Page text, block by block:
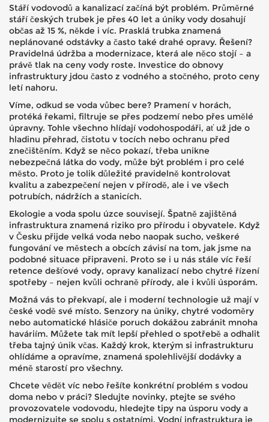
Stáří vodovodů a kanalizací začíná být problém. Průměrné
stáří českých trubek je přes 40 let a úniky vody dosahují
občas až 15 %, někde i víc. Prasklá trubka znamená
neplánované odstávky a často také drahé opravy. Řešení?
Pravidelná údržba a modernizace, která ale něco stojí – a
právě tlak na ceny vody roste. Investice do obnovy
infrastruktury jdou často z vodného a stočného, proto ceny
letí nahoru.
Víme, odkud se voda vůbec bere? Pramení v horách,
protéká řekami, filtruje se přes podzemí nebo přes umělé
úpravny. Tohle všechno hlídají vodohospodáři, ať už jde o
hladinu přehrad, čistotu v tocích nebo ochranu před
znečištěním. Když se něco pokazí, třeba unikne
nebezpečná látka do vody, může být problém i pro celé
město. Proto je tolik důležité pravidelně kontrolovat
kvalitu a zabezpečení nejen v přírodě, ale i ve všech
potrubích, nádržích a stanicích.
Ekologie a voda spolu úzce souvisejí. Špatně zajištěná
infrastruktura znamená riziko pro přírodu i obyvatele. Když
v Česku přijde velká voda nebo naopak sucho, veškeré
fungování ve městech a obcích závisí na tom, jak jsme na
podobné situace připraveni. Proto se i u nás stále víc řeší
retence dešťové vody, opravy kanalizací nebo chytré řízení
spotřeby – nejen kvůli ochraně přírody, ale i kvůli úsporám.
Možná vás to překvapí, ale i moderní technologie už mají v
české vodě své místo. Senzory na úniky, chytré vodoměry
nebo automatické hlásiče poruch dokážou zabránit mnoha
haváriím. Můžete tak mít lepší přehled o spotřebě a odhalit
třeba tajný únik včas. Každý krok, kterým si infrastrukturu
ohlídáme a opravíme, znamená spolehlivější dodávky a
méně starostí pro všechny.
Chcete vědět víc nebo řešíte konkrétní problém s vodou
doma nebo v práci? Sledujte novinky, ptejte se svého
provozovatele vodovodu, hledejte tipy na úsporu vody a
modernizujte se spolu s ostatními. Vodní infrastruktura je